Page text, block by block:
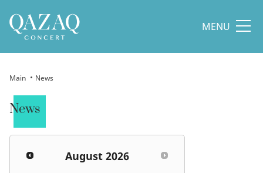
MENU
Main News
News
August 2026